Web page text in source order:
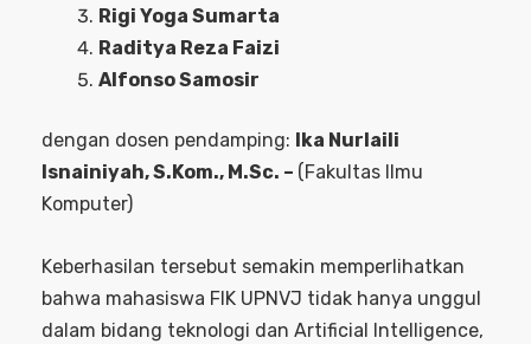
Rigi Yoga Sumarta
Raditya Reza Faizi
Alfonso Samosir
dengan dosen pendamping:
Ika Nurlaili
Isnainiyah, S.Kom., M.Sc. – (Fakultas Ilmu
Komputer)
Keberhasilan tersebut semakin memperlihatkan
bahwa mahasiswa FIK UPNVJ tidak hanya unggul
dalam bidang teknologi dan Artificial Intelligence,